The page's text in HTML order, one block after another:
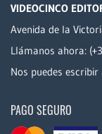
VIDEOCINCO
Avenida de la
Llámanos ahora:
Nos puedes escribir
PAGO SEGURO